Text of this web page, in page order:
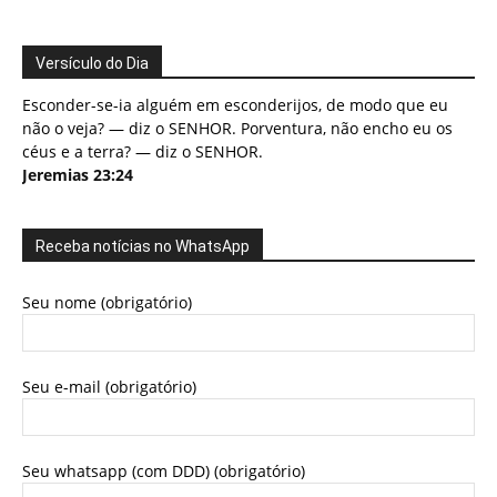
Versículo do Dia
Esconder-se-ia alguém em esconderijos, de modo que eu
não o veja? — diz o SENHOR. Porventura, não encho eu os
céus e a terra? — diz o SENHOR.
Jeremias 23:24
Receba notícias no WhatsApp
Seu nome (obrigatório)
Seu e-mail (obrigatório)
Seu whatsapp (com DDD) (obrigatório)